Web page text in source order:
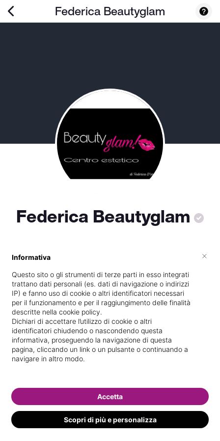
Federica Beautyglam
Federica Beautyglam
Titolare presso
Federica D’urso
Diplomatapresso la scuolaEris scuola
di formazione professionalenel
11/07/2014
Specializzata inRicostruzione unghie
Vedi le informazioni di Federica
Informativa
Questo sito o gli strumenti di terze parti in esso integrati
trattano dati personali (es. dati di navigazione o indirizzi
IP) e fanno uso di cookie o altri identificatori necessari
per il funzionamento e per il raggiungimento delle finalità
descritte nella cookie policy.
Dichiari di accettare l’utilizzo di cookie o altri
identificatori chiudendo o nascondendo questa
informativa, proseguendo la navigazione di questa
pagina, cliccando un link o un pulsante o continuando a
navigare in altro modo.
Scopri di più e personalizza
Accetta
×